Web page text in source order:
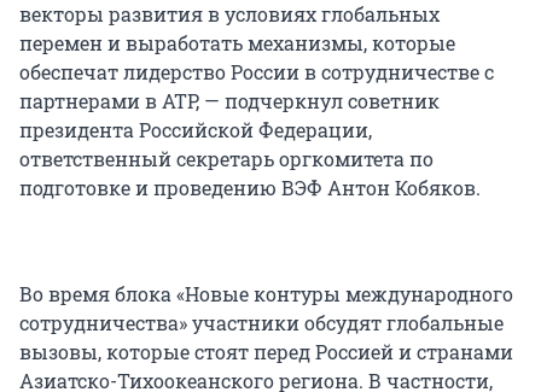
векторы развития в условиях глобальных
перемен и выработать механизмы, которые
обеспечат лидерство России в сотрудничестве с
партнерами в АТР, — подчеркнул советник
президента Российской Федерации,
ответственный секретарь оргкомитета по
подготовке и проведению ВЭФ Антон Кобяков.
Во время блока «Новые контуры международного
сотрудничества» участники обсудят глобальные
вызовы, которые стоят перед Россией и странами
Азиатско-Тихоокеанского региона. В частности,